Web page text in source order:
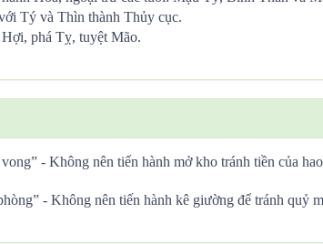
Tý và Thìn thành Thủy cục.
phá Tỵ, tuyệt Mão.
- Không nên tiến hành mở kho tránh tiền của
- Không nên tiến hành kê giường để tránh quỷ